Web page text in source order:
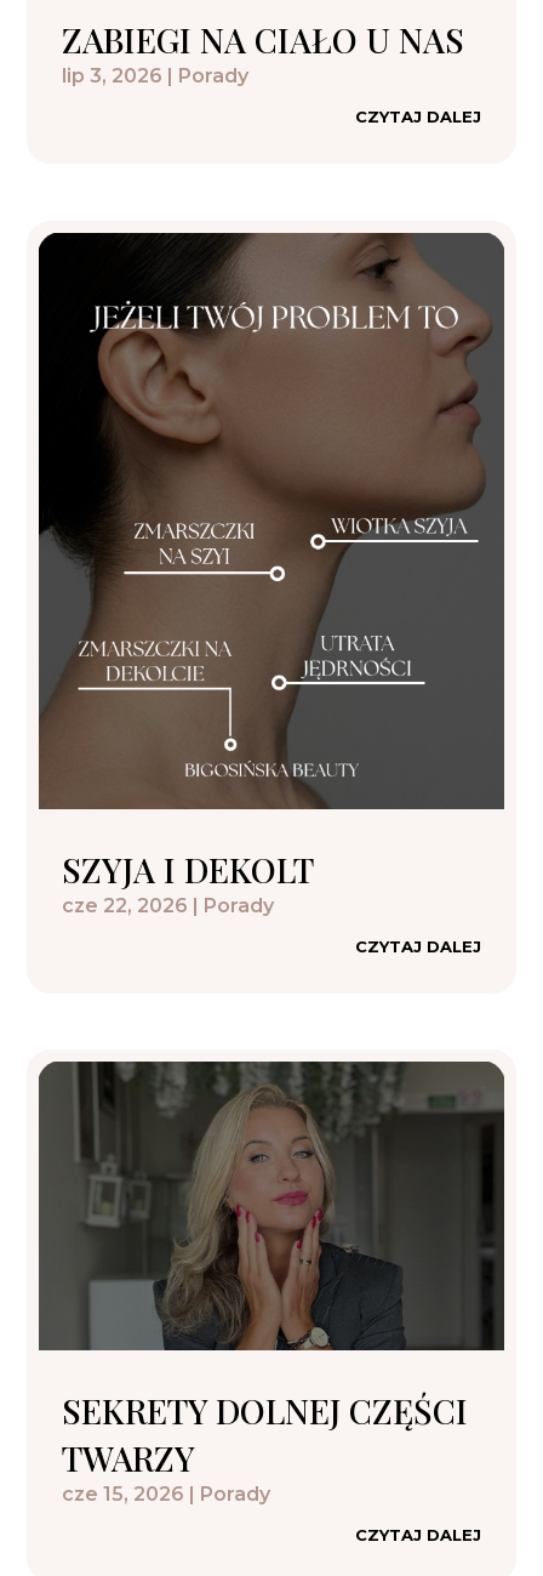
ZABIEGI NA CIAŁO U NAS
lip 3, 2026 Porady
CZYTAJ DALEJ
SZYJA I DEKOLT
cze 22, 2026 | Porady
CZYTAJ DALEJ
SEKRETY DOLNEJ CZĘŚCI
TWARZY
cze 15, 2026 | Porady
CZYTAJ DALEJ